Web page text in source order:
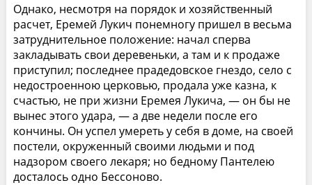
Однако, несмотря на порядок и хозяйственный
расчет, Еремей Лукич понемногу пришел в весьма
затруднительное положение: начал сперва
закладывать свои деревеньки, а там и к продаже
приступил; последнее прадедовское гнездо, село с
недостроенною церковью, продала уже казна, к
счастью, не при жизни Еремея Лукича, — он бы не
вынес этого удара, — а две недели после его
кончины. Он успел умереть у себя в доме, на своей
постели, окруженный своими людьми и под
надзором своего лекаря; но бедному Пантелею
досталось одно Бессоново.